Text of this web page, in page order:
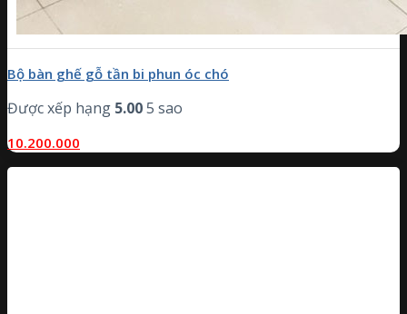
Bộ bàn ghế gỗ tần bi phun óc chó
Được xếp hạng 5.005 sao
10.200.000